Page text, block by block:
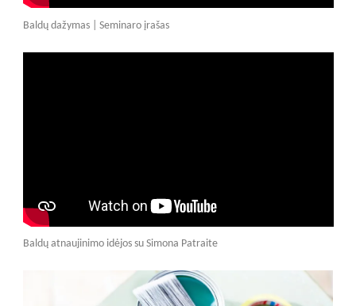
Baldų dažymas | Seminaro įrašas
Baldų atnaujinimo idėjos su Simona Patraite